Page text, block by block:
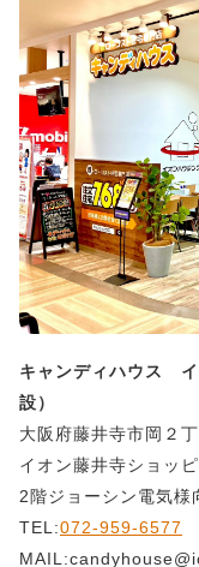
キャンディハウス イ
設）
大阪府藤井寺市岡２
イオン藤井寺ショッ
2階ジョーシン電気様
TEL:072-959-6577